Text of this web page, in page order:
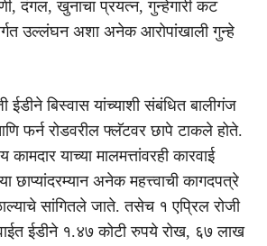
दंगल, खुनाचा प्रयत्न, गुन्हेगारी कट
उल्लंघन अशा अनेक आरोपांखाली गुन्हे
ईडीने बिस्वास यांच्याशी संबंधित बालीगंज
फर्न रोडवरील फ्लॅटवर छापे टाकले होते.
याच्या मालमत्तांवरही कारवाई
छाप्यांदरम्यान अनेक महत्त्वाची कागदपत्रे
सांगितले जाते. तसेच १ एप्रिल रोजी
ईडीने १.४७ कोटी रुपये रोख, ६७ लाख